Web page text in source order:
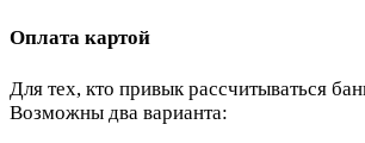
Оплата картой
Для тех, кто привык рассчитываться
Возможны два варианта: